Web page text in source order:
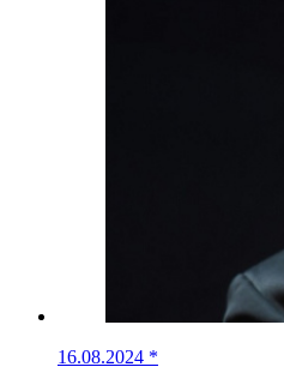
16.08.2024 *